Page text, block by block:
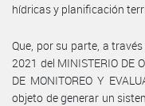
hídricas y planificación
Que, por su parte, a
2021 del MINISTERIO DE
DE MONITOREO Y
objeto de generar un